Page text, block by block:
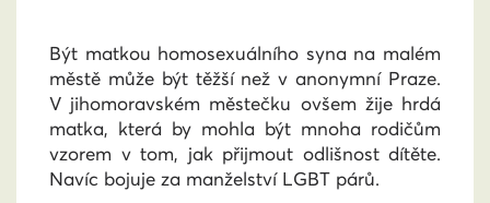
Být matkou homosexuálního syna na malém
městě může být těžší než v anonymní Praze.
V jihomoravském městečku ovšem žije hrdá
matka, která by mohla být mnoha rodičům
vzorem v tom, jak přijmout odlišnost dítěte.
Navíc bojuje za manželství LGBT párů.